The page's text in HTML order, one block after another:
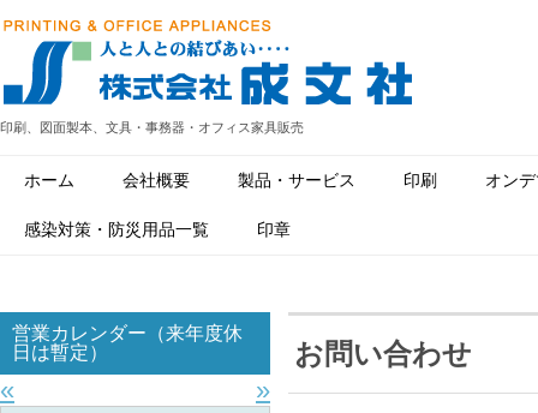
印刷、図面製本、文具・事務器・オフィス家具販売
ホーム 会社概要 製品・サービス 印刷 オン
感染対策・防災用品一覧 印章
お問い合わせ
営業カレンダー（来年度休
日は暫定）
« »